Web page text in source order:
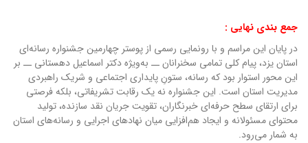
جمع بندی نهایی :
در پایان این مراسم و با رونمایی رسمی از پوستر چهارمین جشنواره رسانه‌ای
استان یزد، پیام کلی تمامی سخنرانان ــ به‌ویژه دکتر اسماعیل دهستانی ــ بر
این محور استوار بود که رسانه، ستونِ پایداری اجتماعی و شریک راهبردی
مدیریت استان است. این جشنواره نه یک رقابت تشریفاتی، بلکه فرصتی
برای ارتقای سطح حرفه‌ای خبرنگاران، تقویت جریان نقد سازنده، تولید
محتوای مسئولانه و ایجاد هم‌افزایی میان نهادهای اجرایی و رسانه‌های استان
به شمار می‌رود.